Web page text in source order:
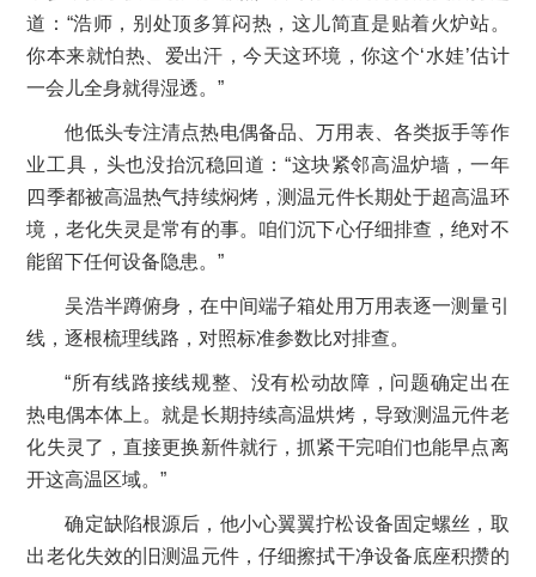
道：“浩师，别处顶多算闷热，这儿简直是贴着火炉站。
你本来就怕热、爱出汗，今天这环境，你这个‘水娃’估计
一会儿全身就得湿透。”
他低头专注清点热电偶备品、万用表、各类扳手等作
业工具，头也没抬沉稳回道：“这块紧邻高温炉墙，一年
四季都被高温热气持续焖烤，测温元件长期处于超高温环
境，老化失灵是常有的事。咱们沉下心仔细排查，绝对不
能留下任何设备隐患。”
吴浩半蹲俯身，在中间端子箱处用万用表逐一测量引
线，逐根梳理线路，对照标准参数比对排查。
“所有线路接线规整、没有松动故障，问题确定出在
热电偶本体上。就是长期持续高温烘烤，导致测温元件老
化失灵了，直接更换新件就行，抓紧干完咱们也能早点离
开这高温区域。”
确定缺陷根源后，他小心翼翼拧松设备固定螺丝，取
出老化失效的旧测温元件，仔细擦拭干净设备底座积攒的